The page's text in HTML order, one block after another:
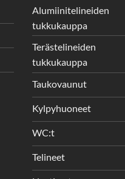
Alumiinitelineiden
tukkukauppa
Terästelineiden
tukkukauppa
Taukovaunut
Kylpyhuoneet
WC:t
Telineet